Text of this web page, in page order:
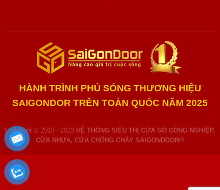
HÀNH TRÌNH PHỦ SÓNG THƯƠNG HIỆU
SAIGONDOR TRÊN TOÀN QUỐC NĂM 2025
Copyright © 2010 - 2023 HỆ THỐNG SIÊU THỊ CỬA GỖ CÔNG NGHIỆP,
CỬA NHỰA, CỬA CHỐNG CHÁY SAIGONDOOR®